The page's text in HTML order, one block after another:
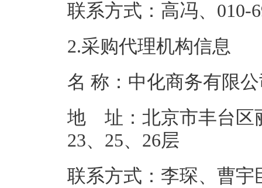
联系方式：高冯
2.采购代理机构信息
名 称：中
地 址：北京市丰台区
23、25
联系方式：李琛、曹宇